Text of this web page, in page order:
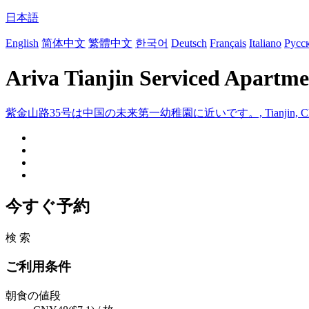
日本語
English 简体中文 繁體中文 한국어 Deutsch Français Italiano
Ariva Tianjin Serviced
紫金山路35号は中国の未来第一幼稚園に近いです。, Tianjin,
今すぐ予約
検 索
ご利用条件
朝食の値段